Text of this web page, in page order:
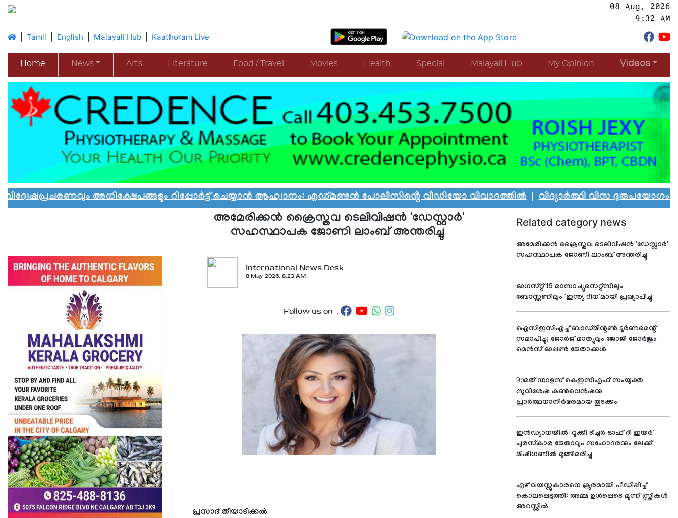
08 Aug, 2026
9:32 AM
|Tamil English Malayali Hub Kaathoram Live
Home News Arts Literature Food / Travel Movies Health Special Malayali Hub My Opinion Videos
അധിക്ഷേപങ്ങളും റിപ്പോർട്ട് ചെയ്യാൻ ആഹ്വാനം: എഡ്മണ്ടൻ പോലീസിൻ്റെ വീഡിയോ വിവാദത്തിൽ|വിദ്യാർത്ഥി വിസ ദുരുപയോഗം ചെയ്ത്
അമേരിക്കന്‍ ക്രൈസ്തവ ടെലിവിഷന്‍ 'ഡേസ്റ്റാര്‍'
സഹസ്ഥാപക ജോണി ലാംബ് അന്തരിച്ചു
International News Desk
8 May 2026, 8:23 AM
Follow us on :
പ്രസാദ് തീയാടിക്കല്‍
Related category news
അമേരിക്കന്‍ ക്രൈസ്തവ ടെലിവിഷന്‍ 'ഡേസ്റ്റാര്‍'
സഹസ്ഥാപക ജോണി ലാംബ് അന്തരിച്ചു
ഓഗസ്റ്റ് 15 മാസാച്യുസെറ്റ്സിലും
ബോസ്റ്റണിലും 'ഇന്ത്യ ദിന'മായി പ്രഖ്യാപിച്ചു
ഐസിഇസിഎച്ച് ബാഡ്മിന്റണ്‍ ടൂര്‍ണമെന്റ്
സമാപിച്ചു; ജോര്‍ജ് മാത്യുവും ജോജി ജോര്‍ജും
മെന്‍സ് ഓപ്പണ്‍ ജേതാക്കള്‍
9ാമത് ഡാളസ് കെഇസിഎഫ് സംയുക്ത
സുവിശേഷ കണ്‍വെന്‍ഷനു
പ്രാര്‍ത്ഥനാനിര്‍ഭരമായ തുടക്കം
ഇന്‍ഡ്യാനയില്‍ 'റൂക്കി ടീച്ചര്‍ ഓഫ് ദി ഇയര്‍'
പുരസ്‌കാര ജേതാവും സഹോദരനും ലേക്ക്
മിഷിഗണില്‍ മുങ്ങിമരിച്ചു
ഏഴ് വയസ്സുകാരനെ ക്രൂരമായി പീഡിപ്പിച്ച്
കൊലപ്പെടുത്തി: അമ്മ ഉള്‍പ്പെടെ മൂന്ന് സ്ത്രീകള്‍
അറസ്റ്റില്‍